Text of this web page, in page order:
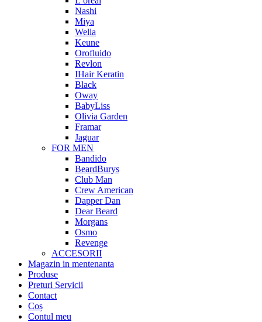
Nashi
Miya
Wella
Keune
Orofluido
Revlon
IHair Keratin
Black
Oway
BabyLiss
Olivia Garden
Framar
Jaguar
FOR MEN
Bandido
BeardBurys
Club Man
Crew American
Dapper Dan
Dear Beard
Morgans
Osmo
Revenge
ACCESORII
Magazin in mentenanta
Produse
Preturi Servicii
Contact
Coș
Contul meu